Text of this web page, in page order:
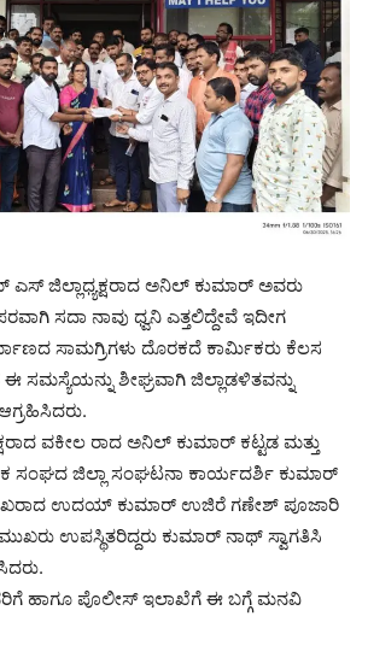
ಜಿಲ್ಲಾಧ್ಯಕ್ಷರಾದ ಅನಿಲ್ ಕುಮಾರ್ ಅವರು
ಸದಾ ನಾವು ಧ್ವನಿ ಎತ್ತಲಿದ್ದೇವೆ ಇದೀಗ
ಸಾಮಗ್ರಿಗಳು ದೊರಕದೆ ಕಾರ್ಮಿಕರು ಕೆಲಸ
ಸಮಸ್ಯೆಯನ್ನು ಶೀಘ್ರವಾಗಿ ಜಿಲ್ಲಾಡಳಿತವನ್ನು
ವಕೀಲ ರಾದ ಅನಿಲ್ ಕುಮಾರ್ ಕಟ್ಟಡ ಮತ್ತು
ಸಂಘದ ಜಿಲ್ಲಾ ಸಂಘಟನಾ ಕಾರ್ಯದರ್ಶಿ ಕುಮಾರ್
ಉದಯ್ ಕುಮಾರ್ ಉಜಿರೆ ಗಣೇಶ್ ಪೂಜಾರಿ
ಉಪಸ್ಥಿತರಿದ್ದರು ಕುಮಾರ್ ‌ನಾಥ್ ಸ್ವಾಗತಿಸಿ
ಹಾಗೂ ಪೊಲೀಸ್ ಇಲಾಖೆಗೆ ಈ ಬಗ್ಗೆ ಮನವಿ